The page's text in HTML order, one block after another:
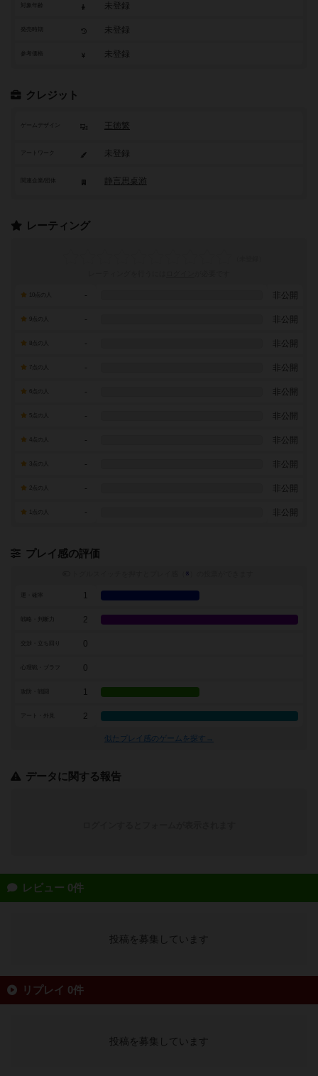
未登録
未登録
参考価格 未登録
クレジット
ゲームデザイン 王徳繁
アートワーク 未登録
静言思桌游
レーティング
- 非公開
- 非公開
- 非公開
7点の人 - 非公開
- 非公開
- 非公開
- 非公開
- 非公開
- 非公開
- 非公開
プレイ感の評価
※
1
戦略・判断力 2
0
0
1
アート・外見 2
似たプレイ感のゲームを探す→
データに関する報告
レビュー 0件
投稿を募集しています
リプレイ 0件
投稿を募集しています